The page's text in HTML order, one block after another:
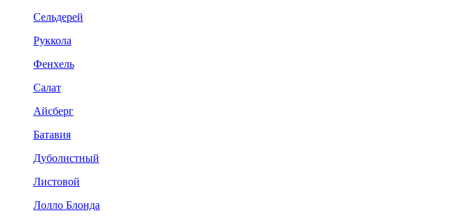
Сельдерей
Руккола
Фенхель
Салат
Айсберг
Батавия
Дуболистный
Листовой
Лолло Блонда